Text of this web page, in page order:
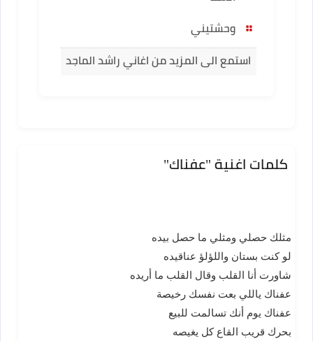
وحشتيني
استمع الى المزيد من اغاني راشد الماجد
كلمات اغنية "عفناك"
مثلك حصلي ومثلي ما حصل بيده
لو كنت بستان واللؤلؤ عناقيده
شاورت أنا القلب وقال القلب ما أريده
عفناك ياللي بعت نفسك رخيصة
عفناك يوم أنك تسالمت للبيع
بحرك قريب القاع كل يغيصه